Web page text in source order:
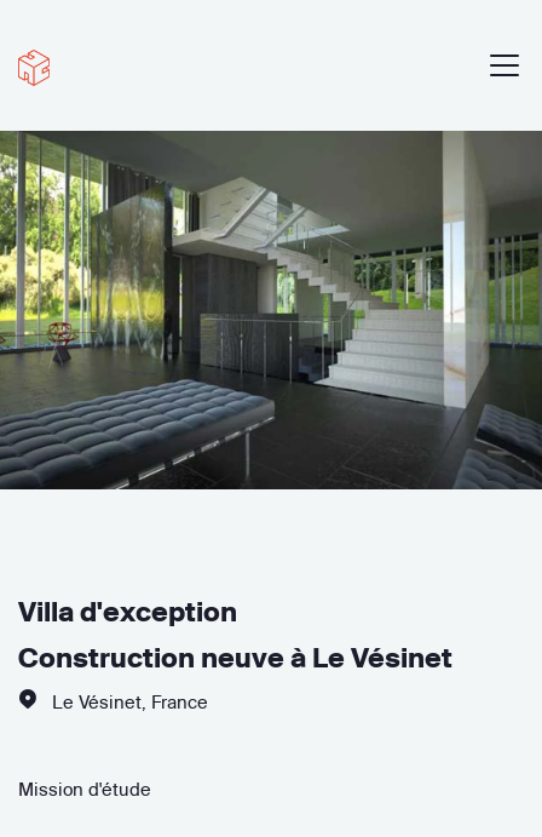
Villa d'exception
Construction neuve à Le Vésinet
Le Vésinet France
Mission d'étude